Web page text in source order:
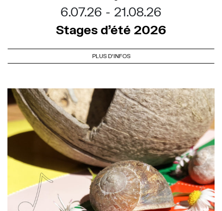
6.07.26
21.08.26
Stages d’été 2026
PLUS D'INFOS